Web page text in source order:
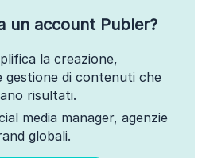
un account Publer?
la creazione,
gestione di contenuti che
risultati.
media manager, agenzie
globali.